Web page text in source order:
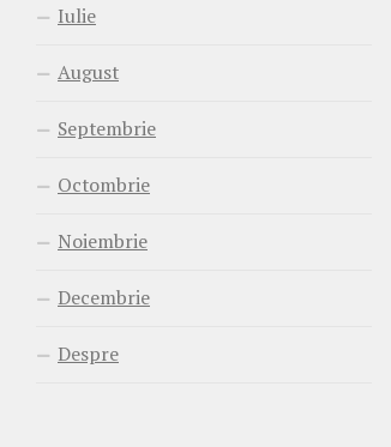
Iulie
August
Septembrie
Octombrie
Noiembrie
Decembrie
Despre